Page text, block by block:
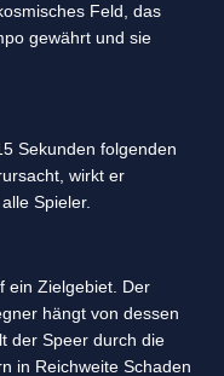
Feld, das
gewährt und sie
Sekunden folgenden
wirkt er
Spieler.
ein Zielgebiet. Der
hängt von dessen
der Speer durch die
in Reichweite Schaden